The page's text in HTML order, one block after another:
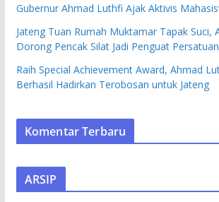
Gubernur Ahmad Luthfi Ajak Aktivis
Jateng Tuan Rumah Muktamar Tapak Suci,
Dorong Pencak Silat Jadi Penguat
Raih Special Achievement Award, Ahmad
Berhasil Hadirkan Terobosan untuk Jateng
Komentar Terbaru
ARSIP